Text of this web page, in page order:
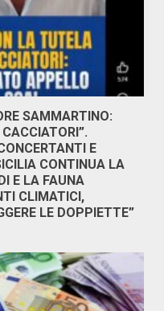
SAMMARTINO:
E
CONTINUA LA
E LA FAUNA
CLIMATICI,
LE DOPPIETTE”